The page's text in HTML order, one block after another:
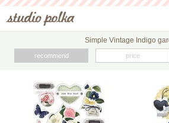
Simple Vintage Indigo
recommend price